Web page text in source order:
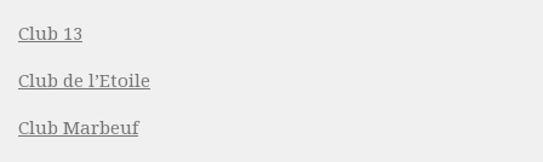
Club 13
Club de l’Etoile
Club Marbeuf